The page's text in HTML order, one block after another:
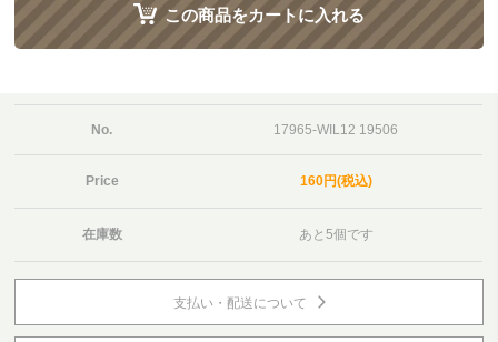
この商品をカートに入れる
No. 17965-WIL12 19506
Price 160円(税込)
在庫数 あと5個です
支払い・配送について